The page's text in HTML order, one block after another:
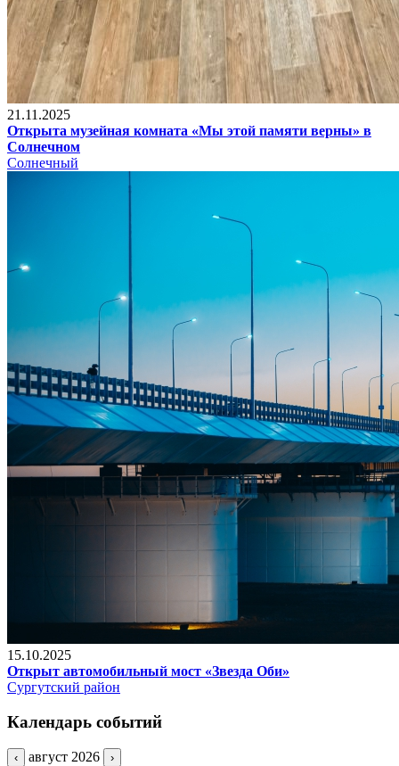
21.11.2025
Открыта музейная комната «Мы этой памяти верны» в
Солнечном
Солнечный
15.10.2025
Открыт автомобильный мост «Звезда Оби»
Сургутский район
Календарь событий
‹ август 2026 ›